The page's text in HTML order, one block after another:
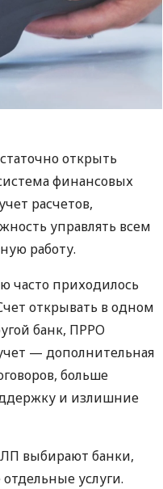
открыть
финансовых
расчетов,
управлять всем
работу.
часто приходилось
открывать в одном
банк, ПРРО
— дополнительная
больше
и излишние
выбирают банки,
услуги.